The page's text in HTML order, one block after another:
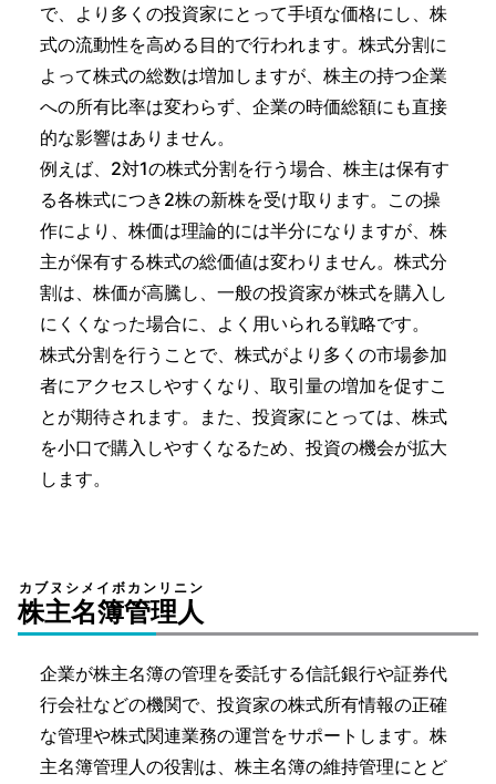
で、より多くの投資家にとって手頃な価格にし、株
式の流動性を高める目的で行われます。株式分割に
よって株式の総数は増加しますが、株主の持つ企業
への所有比率は変わらず、企業の時価総額にも直接
的な影響はありません。
例えば、2対1の株式分割を行う場合、株主は保有す
る各株式につき2株の新株を受け取ります。この操
作により、株価は理論的には半分になりますが、株
主が保有する株式の総価値は変わりません。株式分
割は、株価が高騰し、一般の投資家が株式を購入し
にくくなった場合に、よく用いられる戦略です。
株式分割を行うことで、株式がより多くの市場参加
者にアクセスしやすくなり、取引量の増加を促すこ
とが期待されます。また、投資家にとっては、株式
を小口で購入しやすくなるため、投資の機会が拡大
します。
株主名簿管理人
カブヌシメイボカンリニン
企業が株主名簿の管理を委託する信託銀行や証券代
行会社などの機関で、投資家の株式所有情報の正確
な管理や株式関連業務の運営をサポートします。株
主名簿管理人の役割は、株主名簿の維持管理にとど